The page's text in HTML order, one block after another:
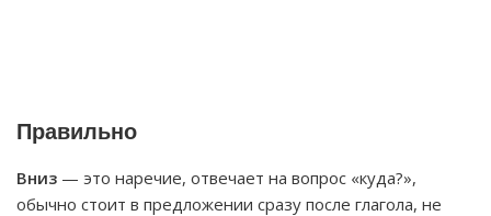
Правильно
Вниз — это наречие, отвечает на вопрос «куда?»,
обычно стоит в предложении сразу после глагола, не